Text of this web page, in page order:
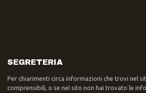
SEGRETERIA
Per chiarimenti circa informazioni che trovi nel
comprensibili, o se nel sito non hai trovato le